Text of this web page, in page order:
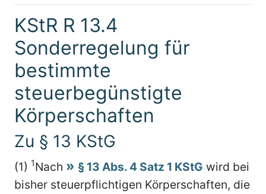
KStR R 13.4
Sonderregelung für
bestimmte
steuerbegünstigte
Körperschaften
Zu § 13 KStG
(1) 1Nach § 13 Abs. 4 Satz 1 KStG wird bei
bisher steuerpflichtigen Körperschaften, die